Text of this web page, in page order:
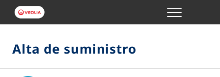
Menu
Alta de suministro